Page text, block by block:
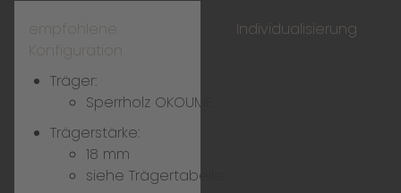
empfohlene
Konfiguration
Individualisierung
Träger:
Sperrholz OKOUME
Trägerstärke:
18 mm
siehe Trägertabelle